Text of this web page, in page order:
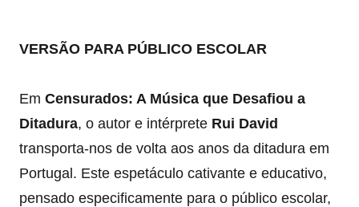
VERSÃO PARA PÚBLICO ESCOLAR
Em Censurados: A Música que Desafiou a
Ditadura, o autor e intérprete Rui David
transporta-nos de volta aos anos da ditadura em
Portugal. Este espetáculo cativante e educativo,
pensado especificamente para o público escolar,